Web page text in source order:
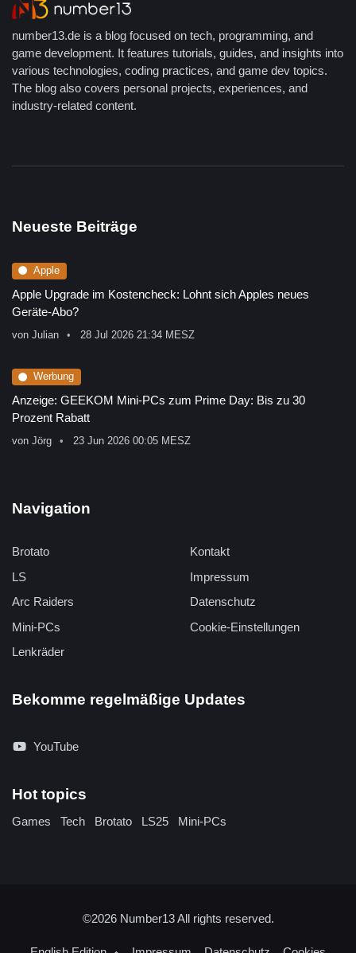
number13.de is a blog focused on tech, programming, and
game development. It features tutorials, guides, and insights into
various technologies, coding practices, and game dev topics.
The blog also covers personal projects, experiences, and
industry-related content.
Neueste Beiträge
Apple
Apple Upgrade im Kostencheck: Lohnt sich Apples neues
Geräte-Abo?
von Julian 28 Jul 2026 21:34 MESZ
Werbung
Anzeige: GEEKOM Mini-PCs zum Prime Day: Bis zu 30
Prozent Rabatt
von Jörg 23 Jun 2026 00:05 MESZ
Navigation
Brotato
LS
Arc Raiders
Mini-PCs
Lenkräder
Kontakt
Impressum
Datenschutz
Cookie-Einstellungen
Bekomme regelmäßige Updates
YouTube
Hot topics
Games Tech Brotato LS25 Mini-PCs
©2026 Number13All rights reserved.